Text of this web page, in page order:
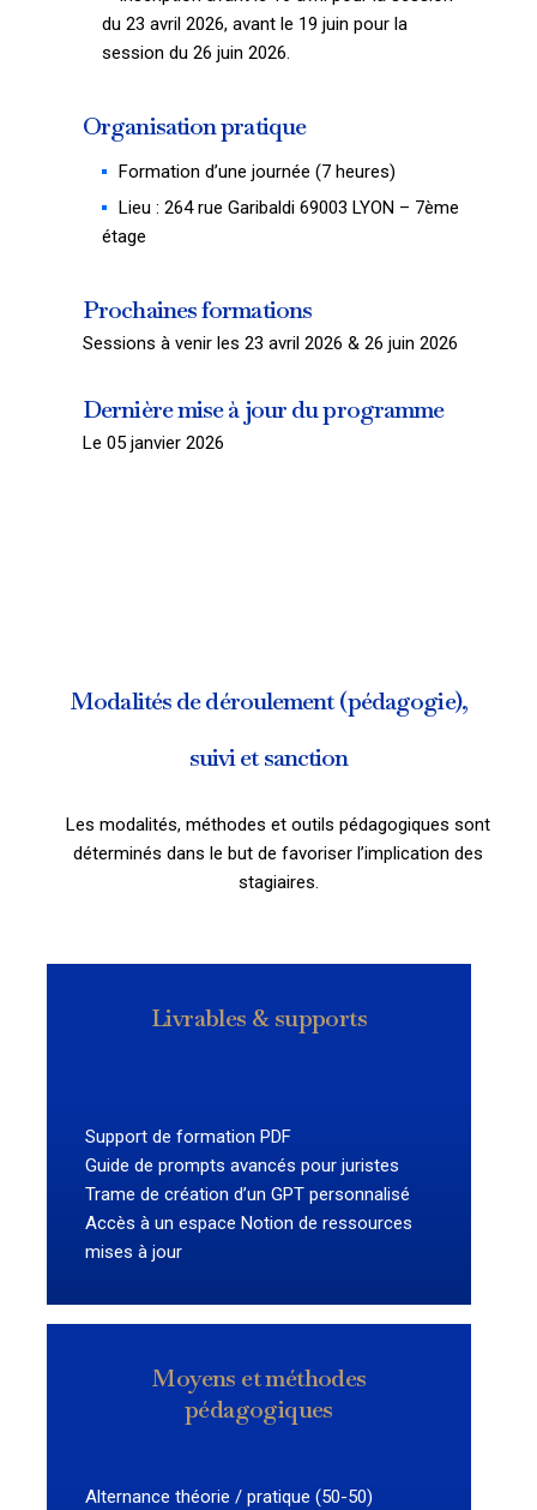
du 23 avril 2026, avant le 19 juin pour la
session du 26 juin 2026.
Organisation pratique
Formation d’une journée (7 heures)
Lieu : 264 rue Garibaldi 69003 LYON – 7ème
étage
Prochaines formations
Sessions à venir les 23 avril 2026 & 26 juin 2026
Dernière mise à jour du programme
Le 05 janvier 2026
Modalités de déroulement (pédagogie),
suivi et sanction
Les modalités, méthodes et outils pédagogiques sont
déterminés dans le but de favoriser l’implication des
stagiaires.
Livrables & supports
Support de formation PDF
Guide de prompts avancés pour juristes
Trame de création d’un GPT personnalisé
Accès à un espace Notion de ressources
mises à jour
Moyens et méthodes
pédagogiques
Alternance théorie / pratique (50-50)